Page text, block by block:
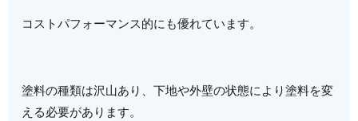
コストパフォーマンス的にも優れています。
塗料の種類は沢山あり、下地や外壁の状態により塗料を変
える必要があります。